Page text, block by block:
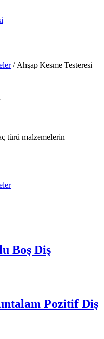
/ Ahşap Kesme Testeresi
türü malzemelerin
Boş Diş
Pozitif Diş